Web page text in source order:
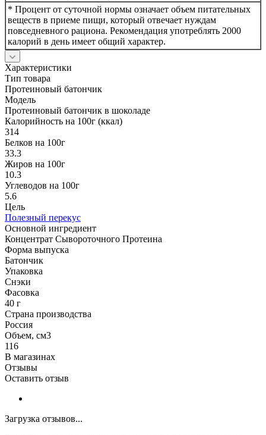
* Процент от суточной нормы означает объем питательных
веществ в приеме пищи, который отвечает нуждам
повседневного рациона. Рекомендация употреблять 2000
калорий в день имеет общий характер.
Характеристики
Тип товара
Протеиновый батончик
Модель
Протеиновый батончик в шоколаде
Калорийность на 100г (ккал)
314
Белков на 100г
33.3
Жиров на 100г
10.3
Углеводов на 100г
5.6
Цель
Полезный перекус
Основной ингредиент
Концентрат Сывороточного Протеина
Форма выпуска
Батончик
Упаковка
Снэки
Фасовка
40 г
Страна производства
Россия
Объем, см3
116
В магазинах
Отзывы
Оставить отзыв
Загрузка отзывов...